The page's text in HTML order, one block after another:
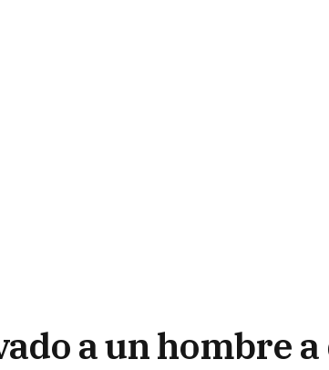
a un hombre